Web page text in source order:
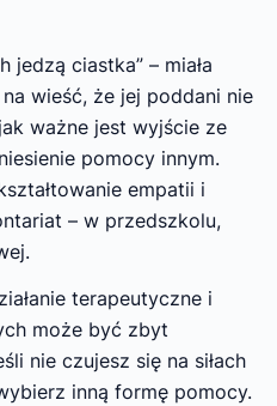
jedzą ciastka” – miała
wieść, że jej poddani nie
ważne jest wyjście ze
pomocy innym.
empatii i
– w przedszkolu,
terapeutyczne i
może być zbyt
nie czujesz się na siłach
inną formę pomocy.